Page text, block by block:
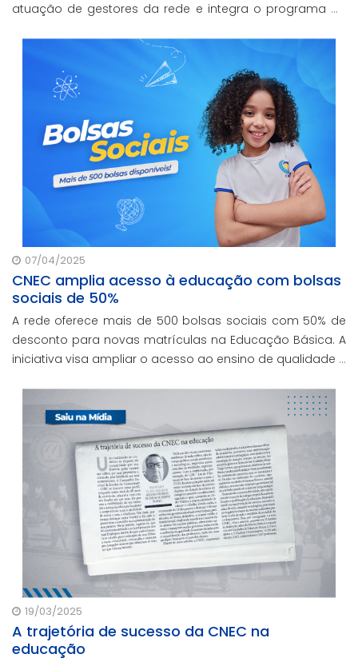
atuação de gestores da rede e integra o programa de
contando com o oferecimento gratuito da Re
07/04/2025
CNEC amplia acesso à educação com bolsas
sociais de 50%
A rede oferece mais de 500 bolsas sociais com 50% de
desconto para novas matrículas na Educação Básica. A
iniciativa visa ampliar o acesso ao ensino de qualidade e
19/03/2025
A trajetória de sucesso da CNEC na
educação